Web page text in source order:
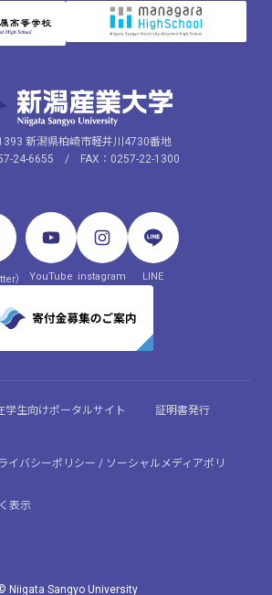
新潟県柏崎市軽井川4730番地
24-6655 / FAX：0257-22-1300
） YouTube instagram LINE
学生向けポータルサイト 証明書発行
イバシーポリシー / ソーシャルメディアポリ
表示
Niigata Sangyo University